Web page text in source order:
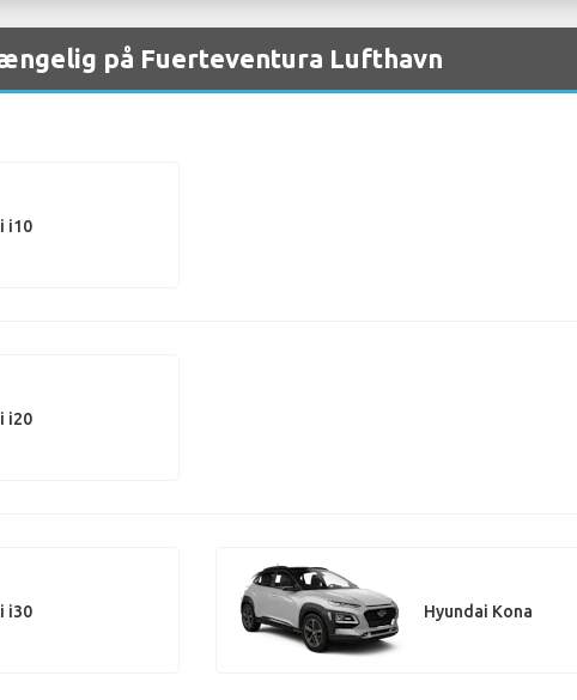
på Fuerteventura Lufthavn
i10
i20
i30 Hyundai Kona